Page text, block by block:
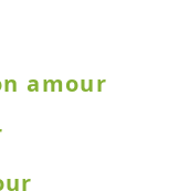
amour